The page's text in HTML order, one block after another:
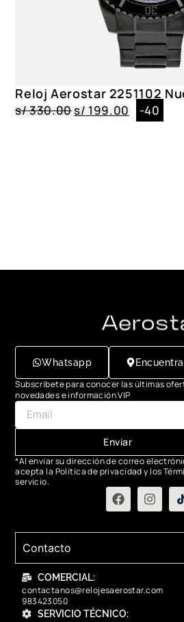
Reloj Aerostar 2251102
s/330.00s/ 199.00 -40
Whatsapp
Subscríbete para conocer las últimas
novedades e información VIP
Enviar
*Al enviar su dirección de correo
acepta la Política de privacidad y los
servicio.
Contacto
COMERCIAL:
contactanos@relojesaerostar.com
983423050
SERVICIO TÉCNICO: